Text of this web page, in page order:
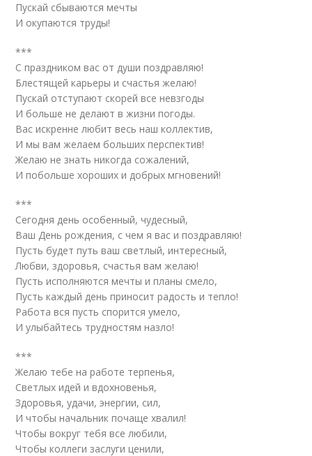
Пускай сбываются мечты
И окупаются труды!
***
С праздником вас от души поздравляю!
Блестящей карьеры и счастья желаю!
Пускай отступают скорей все невзгоды
И больше не делают в жизни погоды.
Вас искренне любит весь наш коллектив,
И мы вам желаем больших перспектив!
Желаю не знать никогда сожалений,
И побольше хороших и добрых мгновений!
***
Сегодня день особенный, чудесный,
Ваш День рождения, с чем я вас и поздравляю!
Пусть будет путь ваш светлый, интересный,
Любви, здоровья, счастья вам желаю!
Пусть исполняются мечты и планы смело,
Пусть каждый день приносит радость и тепло!
Работа вся пусть спорится умело,
И улыбайтесь трудностям назло!
***
Желаю тебе на работе терпенья,
Светлых идей и вдохновенья,
Здоровья, удачи, энергии, сил,
И чтобы начальник почаще хвалил!
Чтобы вокруг тебя все любили,
Чтобы коллеги заслуги ценили,